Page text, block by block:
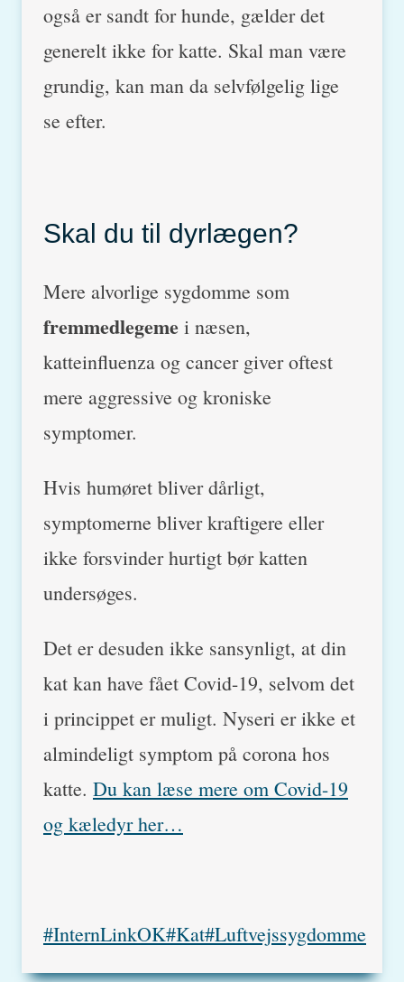
også er sandt for hunde, gælder det
generelt ikke for katte. Skal man være
grundig, kan man da selvfølgelig lige
se efter.
Skal du til dyrlægen?
Mere alvorlige sygdomme som
fremmedlegeme i næsen,
katteinfluenza og cancer giver oftest
mere aggressive og kroniske
symptomer.
Hvis humøret bliver dårligt,
symptomerne bliver kraftigere eller
ikke forsvinder hurtigt bør katten
undersøges.
Det er desuden ikke sansynligt, at din
kat kan have fået Covid-19, selvom det
i princippet er muligt. Nyseri er ikke et
almindeligt symptom på corona hos
katte. Du kan læse mere om Covid-19
og kæledyr her…
Post
Tags:
#InternLinkOK#Kat#Luftvejssygdomme